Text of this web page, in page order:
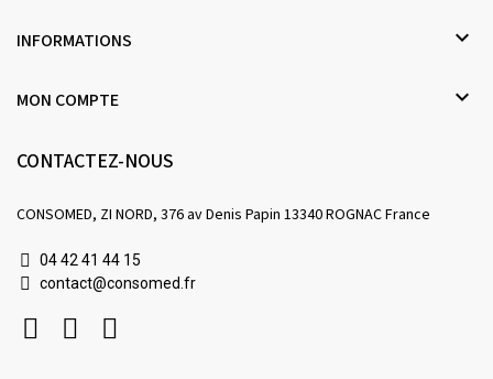
INFORMATIONS 
MON COMPTE 
CONTACTEZ-NOUS
CONSOMED, ZI NORD, 376 av Denis Papin 13340 ROGNAC France
04 42 41 44 15
contact@consomed.fr